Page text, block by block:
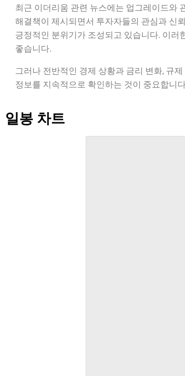
최근 이더리움 관련 뉴스에는 업그레이드와
해결책이 제시되면서 투자자들의 관심과 신
긍정적인 분위기가 조성되고 있습니다. 이러
좋습니다.
그러나 전반적인 경제 상황과 금리 변화, 규
정보를 지속적으로 확인하는 것이 중요합니
일봉 차트